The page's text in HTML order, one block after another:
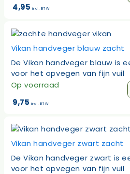
4,95 incl. BTW
Vikan handveger blauw zacht
De Vikan handveger blauw is
voor het opvegen van fijn vuil
Op voorraad
9,75 incl. BTW
Vikan handveger zwart zacht
De Vikan handveger zwart is
voor het opvegen van fijn vuil